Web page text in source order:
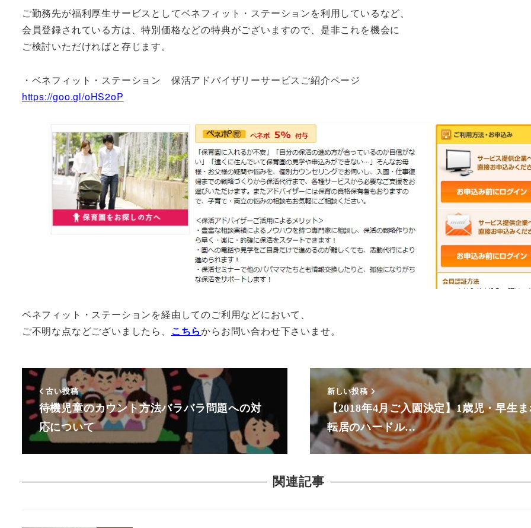
ご勤務先が福利厚生サービスとしてベネフィット・ステーションを利用しているなど、
会員登録されている方は、特別価格などの特典がございますので、是非これを機会に
ご検討いただければと存じます。
・ベネフィット・ステーション 保活アドバイザリーサービスご紹介ページ
https://goo.gl/oHS2oP
ベネフィット・ステーションを経由してのご利用などにおいて、
ご不明な点などございましたら、 こちらからお問い合わせ下さいませ。
古い投稿
待機児童のカウント方法バラバラ問題への対
応について
新しい投稿
【2018年4月ご入園決定】1歳児・早生
転居のハードル…
関連記事